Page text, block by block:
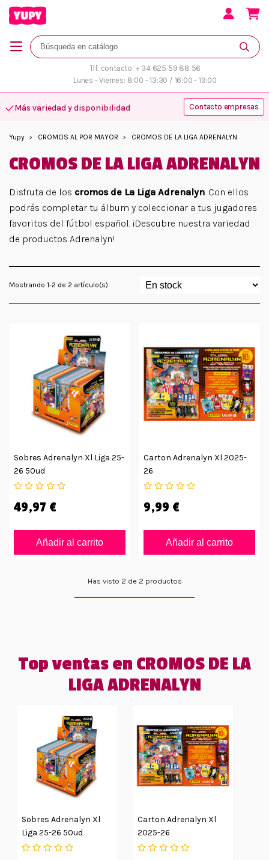
Tlf. contacto: + 34 625 59 88 56
Lunes - Viernes: 8:00 - 13:30 / 16:00 - 19:00
Más variedad y disponibilidad Contacto empresas
Yupy CROMOS AL POR MAYOR CROMOS DE LA LIGA ADRENALYN
CROMOS DE LA LIGA ADRENALYN
Disfruta de los cromos de La Liga Adrenalyn. Con ellos
podrás completar tu álbum y coleccionar a tus jugadores
favoritos del fútbol español. ¡Descubre nuestra variedad
de productos Adrenalyn!
Mostrando 1-2 de 2 artículo(s)
Sobres Adrenalyn Xl Liga 25-
26 50ud
49,97 €
Añadir al carrito
Carton Adrenalyn Xl 2025-
26
9,99 €
Añadir al carrito
Has visto 2 de 2 productos
Top ventas en CROMOS DE LA
LIGA ADRENALYN
Sobres Adrenalyn Xl
Liga 25-26 50ud
Carton Adrenalyn Xl
2025-26